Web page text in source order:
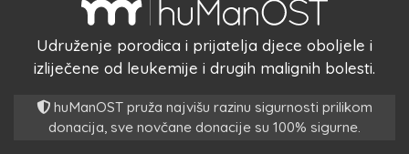
Udruženje porodica i prijatelja djece oboljele i
izliječene od leukemije i drugih malignih bolesti.
huManOST pruža najvišu razinu sigurnosti prilikom
donacija, sve novčane donacije su 100% sigurne.